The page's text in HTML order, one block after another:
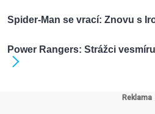
Spider-Man se vrací: Znovu s
Power Rangers: Strážci